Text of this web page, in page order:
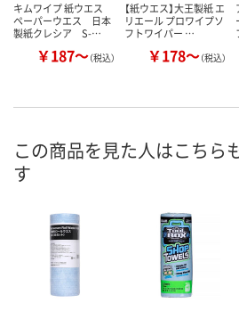
キムワイプ 紙ウエス
ペーパーウエス 日本
製紙クレシア S-…
￥187～（税込）
【紙ウエス】大王製紙 エ
リエール プロワイプソ
フトワイパー …
￥178～（税込）
この商品を見た人はこちら
す